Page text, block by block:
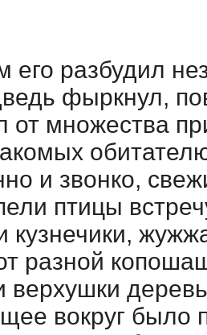
его разбудил
фыркнул,
от множества
и звонко,
птицы
кузнечики,
разной
верхушки
вокруг было